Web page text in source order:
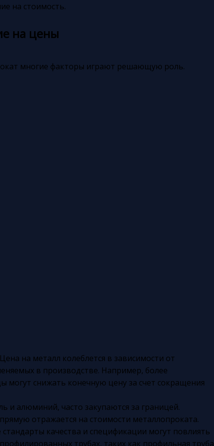
на стоимость.
на цены
многие факторы играют решающую роль.
Цена на металл колеблется в зависимости от
в производстве. Например, более
снижать конечную цену за счет сокращения
и алюминий, часто закупаются за границей.
отражается на стоимости металлопроката.
стандарты качества и спецификации могут повлиять
трубах, таких как профильная труба